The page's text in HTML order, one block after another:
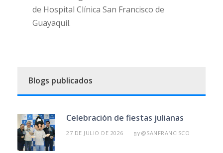
de Hospital Clínica San Francisco de
Guayaquil.
Blogs publicados
Celebración de fiestas julianas
27 DE JULIO DE 2026 BY@SANFRANCISCO